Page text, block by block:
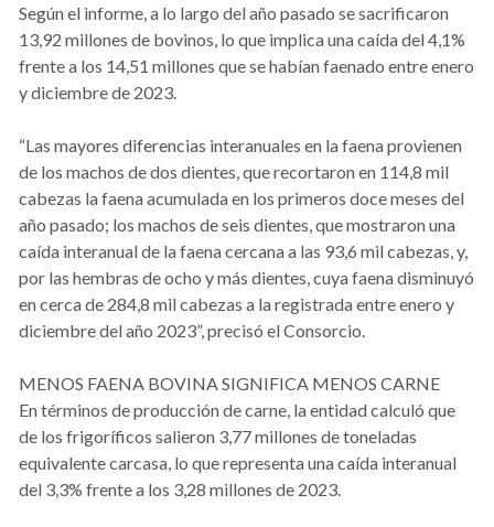
Según el informe, a lo largo del año pasado se sacrificaron
13,92 millones de bovinos, lo que implica una caída del 4,1%
frente a los 14,51 millones que se habían faenado entre enero
y diciembre de 2023.
“Las mayores diferencias interanuales en la faena provienen
de los machos de dos dientes, que recortaron en 114,8 mil
cabezas la faena acumulada en los primeros doce meses del
año pasado; los machos de seis dientes, que mostraron una
caída interanual de la faena cercana a las 93,6 mil cabezas, y,
por las hembras de ocho y más dientes, cuya faena disminuyó
en cerca de 284,8 mil cabezas a la registrada entre enero y
diciembre del año 2023”, precisó el Consorcio.
MENOS FAENA BOVINA SIGNIFICA MENOS CARNE
En términos de producción de carne, la entidad calculó que
de los frigoríficos salieron 3,77 millones de toneladas
equivalente carcasa, lo que representa una caída interanual
del 3,3% frente a los 3,28 millones de 2023.